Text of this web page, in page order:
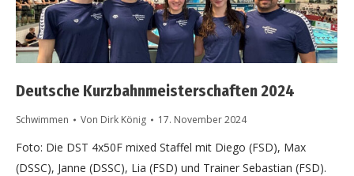
Deutsche Kurzbahnmeisterschaften 2024
Schwimmen Von Dirk König 17. November 2024
Foto: Die DST 4x50F mixed Staffel mit Diego (FSD), Max
(DSSC), Janne (DSSC), Lia (FSD) und Trainer Sebastian (FSD).